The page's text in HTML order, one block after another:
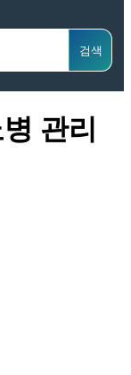
검색
관리